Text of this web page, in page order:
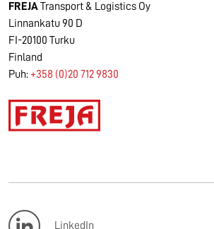
FREJATransport & Logistics Oy
Linnankatu 90 D
FI-20100 Turku
Finland
Puh: +358 (0)20 712 9830
LinkedIn